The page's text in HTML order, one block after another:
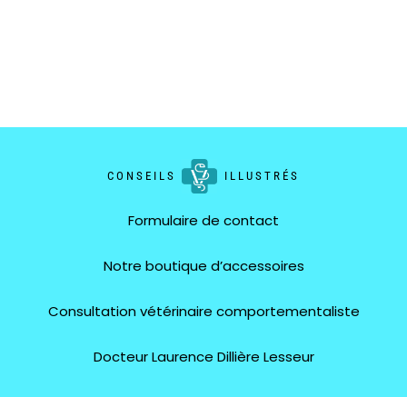
CONSEILS ILLUSTRÉS
Formulaire de contact
Notre boutique d’accessoires
Consultation vétérinaire comportementaliste
Docteur Laurence Dillière Lesseur